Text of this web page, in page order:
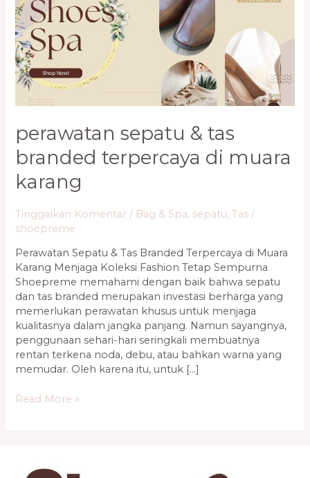
perawatan sepatu & tas
branded terpercaya di muara
karang
Tinggalkan Komentar / Bag & Spa, sepatu,Tas /
shoepreme
Perawatan Sepatu & Tas Branded Terpercaya di Muara
Karang Menjaga Koleksi Fashion Tetap Sempurna
Shoepreme memahami dengan baik bahwa sepatu
dan tas branded merupakan investasi berharga yang
memerlukan perawatan khusus untuk menjaga
kualitasnya dalam jangka panjang. Namun sayangnya,
penggunaan sehari-hari seringkali membuatnya
rentan terkena noda, debu, atau bahkan warna yang
memudar. Oleh karena itu, untuk […]
Tas
Branded
Terpercaya
di
Muara
Karang
Read More »